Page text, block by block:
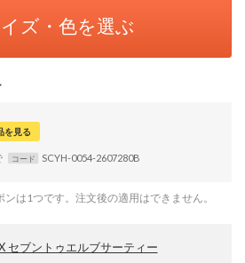
ズ・色を選ぶ
を見る
コード SCYH-0054-2607280B
は1つです。注文後の適用はできません。
セブントゥエルブサーティー